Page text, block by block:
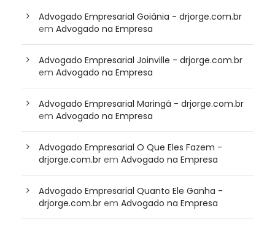
Advogado Empresarial Goiânia - drjorge.com.br
em Advogado na Empresa
Advogado Empresarial Joinville - drjorge.com.br
em Advogado na Empresa
Advogado Empresarial Maringá - drjorge.com.br
em Advogado na Empresa
Advogado Empresarial O Que Eles Fazem -
drjorge.com.br em Advogado na Empresa
Advogado Empresarial Quanto Ele Ganha -
drjorge.com.br em Advogado na Empresa